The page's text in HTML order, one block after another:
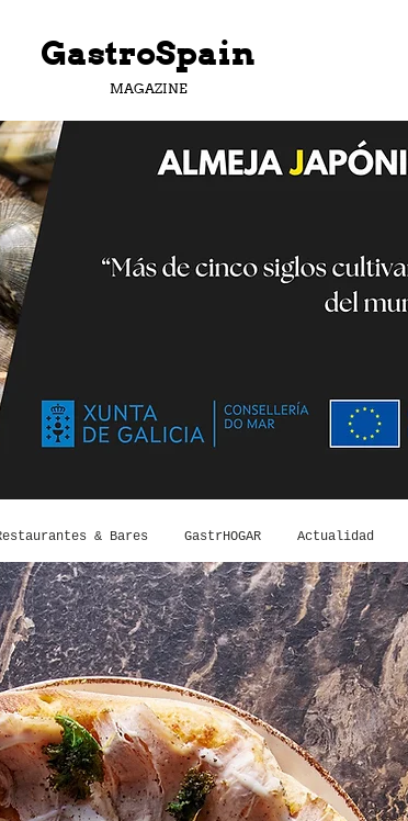
GastroSpain
MAGAZINE
& Bares GastrHOGAR Actualidad